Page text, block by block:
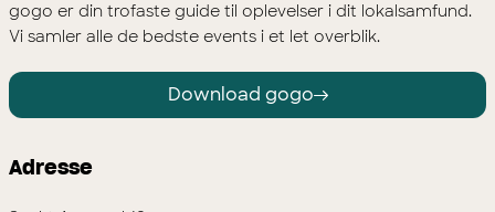
gogo er din trofaste guide til oplevelser i dit lokalsamfund.
Vi samler alle de bedste events i et let overblik.
Download gogo
Adresse